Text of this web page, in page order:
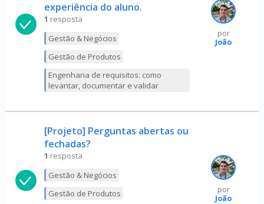
experiência do aluno.
1 resposta
Gestão & Negócios
Gestão de Produtos
Engenharia de requisitos: como
levantar, documentar e validar
por
João
[Projeto] Perguntas abertas ou
fechadas?
1 resposta
Gestão & Negócios
Gestão de Produtos
por
João